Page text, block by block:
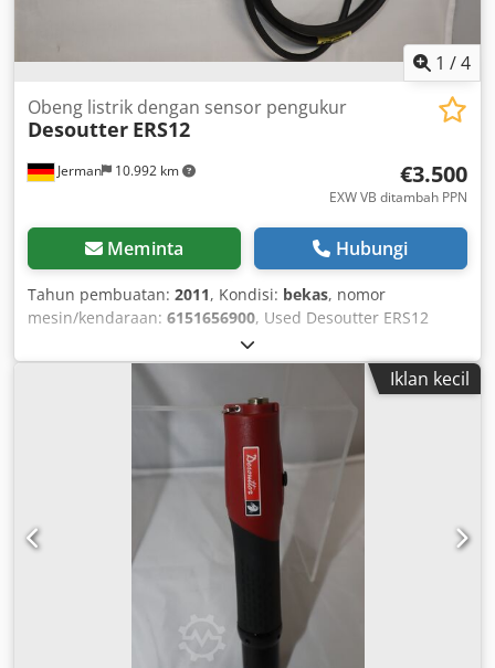
1 /4
Jerman 10.992 km
Obeng listrik dengan sensor pengukur
Desoutter ERS12
€3.500
EXW VB ditambah PPN
Meminta Hubungi
Tahun pembuatan: 2011, Kondisi: bekas, nomor
mesin/kendaraan: 6151656900, Used Desoutter ERS12
electric screwdriver with integrated torque transducer
with connection cable Chedpfx Aijvtf R Aspoa without
additional accessories suitable for Desoutter CVIR II screw
controller Drive: Hex 1/4" female Torque: Min.: 1.5 Nm
Max.: 12 Nm No-load speed: 950 min-1 Weight: 0.7 kg
Iklan kecil